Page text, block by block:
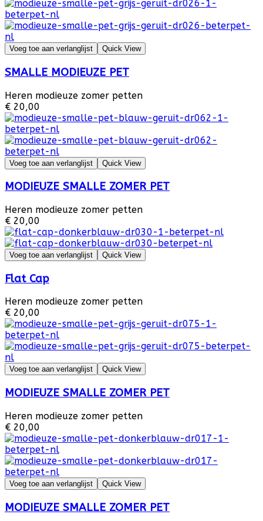
Voeg toe aan verlanglijst Quick View
SMALLE MODIEUZE PET
Heren modieuze zomer petten
€ 20,00
Voeg toe aan verlanglijst Quick View
MODIEUZE SMALLE ZOMER PET
Heren modieuze zomer petten
€ 20,00
Voeg toe aan verlanglijst Quick View
Flat Cap
Heren modieuze zomer petten
€ 20,00
Voeg toe aan verlanglijst Quick View
MODIEUZE SMALLE ZOMER PET
Heren modieuze zomer petten
€ 20,00
Voeg toe aan verlanglijst Quick View
MODIEUZE SMALLE ZOMER PET